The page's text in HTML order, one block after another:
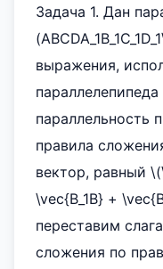
Задача 1. Дан
выражения,
параллельность
правила
вектор, равный
\vec{B_1B} +
переставим
сложения по